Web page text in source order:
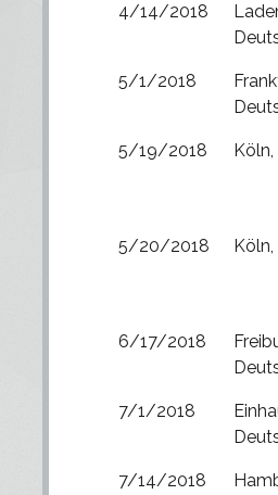
4/14/2018
5/1/2018
5/19/2018
5/20/2018
6/17/2018
7/1/2018
7/14/2018